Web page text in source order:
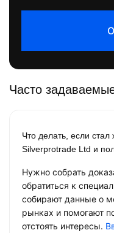
Часто
Что делать, если
Silverprotrade Ltd и
Нужно собрать
обратиться к
собирают данные о
рынках и помогают
отстоять интересы.